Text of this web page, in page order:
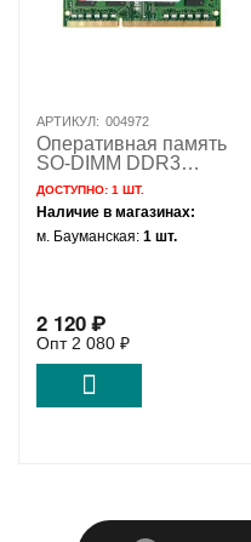
АРТИКУЛ: 004972
Оперативная память
SO-DIMM DDR3
Kingston 2Gb PC-
10600 - 1333MHz
KVR13S9S6/2
ДОСТУПНО:1 ШТ.
Наличие в магазинах:
м. Бауманская:1 шт.
2 120₽
Опт 2 080 ₽